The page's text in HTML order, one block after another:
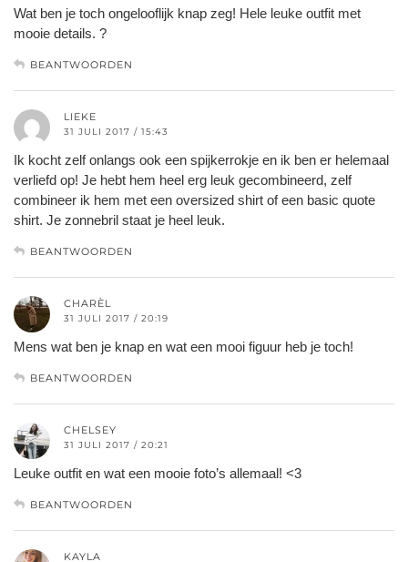
Wat ben je toch ongelooflijk knap zeg! Hele leuke outfit met
mooie details. ?
BEANTWOORDEN
LIEKE
31 JULI 2017 / 15:43
Ik kocht zelf onlangs ook een spijkerrokje en ik ben er helemaal
verliefd op! Je hebt hem heel erg leuk gecombineerd, zelf
combineer ik hem met een oversized shirt of een basic quote
shirt. Je zonnebril staat je heel leuk.
BEANTWOORDEN
CHARÈL
31 JULI 2017 / 20:19
Mens wat ben je knap en wat een mooi figuur heb je toch!
BEANTWOORDEN
CHELSEY
31 JULI 2017 / 20:21
Leuke outfit en wat een mooie foto’s allemaal! <3
BEANTWOORDEN
KAYLA